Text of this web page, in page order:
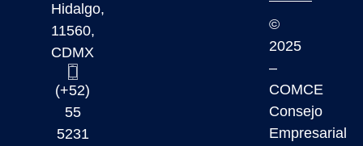
Hidalgo,
11560,
CDMX
(+52)
55
5231
©
2025
–
COMCE
Consejo
Empresarial